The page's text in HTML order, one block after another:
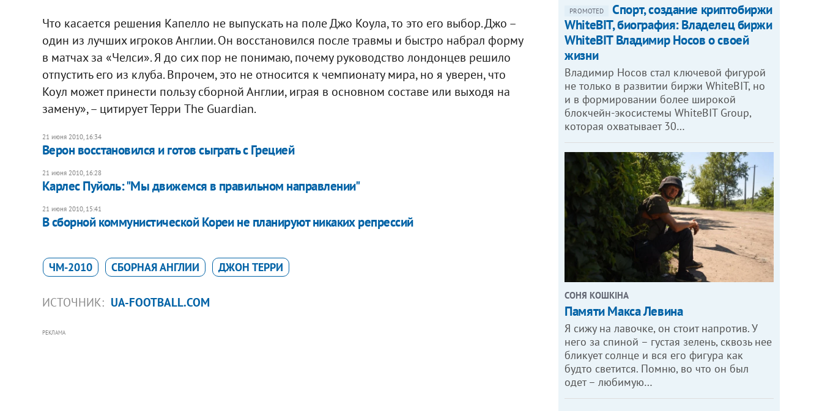
Что касается решения Капелло не выпускать на поле Джо Коула, то это его выбор. Джо –
один из лучших игроков Англии. Он восстановился после травмы и быстро набрал форму
в матчах за «Челси». Я до сих пор не понимаю, почему руководство лондонцев решило
отпустить его из клуба. Впрочем, это не относится к чемпионату мира, но я уверен, что
Коул может принести пользу сборной Англии, играя в основном составе или выходя на
замену», – цитирует Терри The Guardian.
21 июня 2010, 16:34
Верон восстановился и готов сыграть с Грецией
21 июня 2010, 16:28
Карлес Пуйоль: "Мы движемся в правильном направлении"
21 июня 2010, 15:41
В сборной коммунистической Кореи не планируют никаких репрессий
ЧМ-2010 СБОРНАЯ АНГЛИИ ДЖОН ТЕРРИ
ИСТОЧНИК: UA-FOOTBALL.COM
РЕКЛАМА
PROMOTED
Спорт, создание криптобиржи
WhiteBIT, биография: Владелец биржи
WhiteBIT Владимир Носов о своей
жизни
Владимир Носов стал ключевой фигурой
не только в развитии биржи WhiteBIT, но
и в формировании более широкой
блокчейн-экосистемы WhiteBIT Group,
которая охватывает 30…
СОНЯ КОШКІНА
Памяти Макса Левина
Я сижу на лавочке, он стоит напротив. У
него за спиной – густая зелень, сквозь нее
бликует солнце и вся его фигура как
будто светится. Помню, во что он был
одет – любимую…